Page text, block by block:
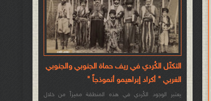
التكتّل الكُردي في ريف حماة الجنوبي والجنوبي
الغربي " أكراد إبراهيمو أنموذجاً "
يعتبر الوجود الكُردي في هذه المنطقة مميزاً من خلال